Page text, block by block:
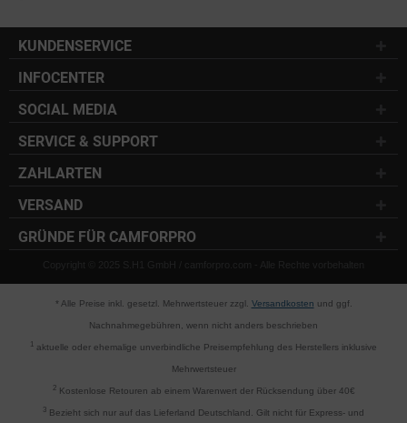
KUNDENSERVICE
INFOCENTER
SOCIAL MEDIA
SERVICE & SUPPORT
ZAHLARTEN
VERSAND
GRÜNDE FÜR CAMFORPRO
Copyright © 2025 S.H1 GmbH / camforpro.com - Alle Rechte vorbehalten
* Alle Preise inkl. gesetzl. Mehrwertsteuer zzgl. Versandkosten und ggf.
Nachnahmegebühren, wenn nicht anders beschrieben
1 aktuelle oder ehemalige unverbindliche Preisempfehlung des Herstellers inklusive
Mehrwertsteuer
2Kostenlose Retouren ab einem Warenwert der Rücksendung über 40€
3 Bezieht sich nur auf das Lieferland Deutschland. Gilt nicht für Express- und